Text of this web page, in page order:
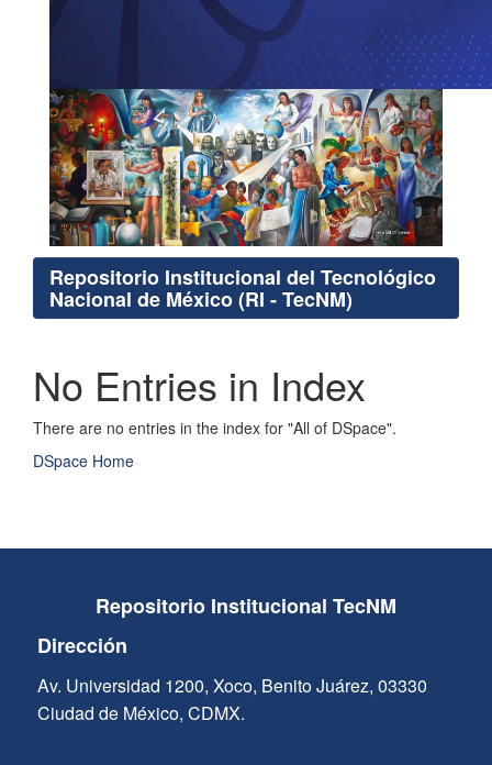
Repositorio Institucional del Tecnológico
Nacional de México (RI - TecNM)
No Entries in Index
There are no entries in the index for "All of DSpace".
DSpace Home
Repositorio Institucional TecNM
Dirección
Av. Universidad 1200, Xoco, Benito Juárez, 03330
Ciudad de México, CDMX.